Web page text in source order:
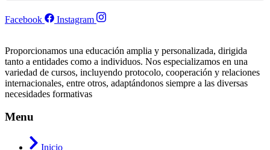
Facebook Instagram
Proporcionamos una educación amplia y personalizada, dirigida
tanto a entidades como a individuos. Nos especializamos en una
variedad de cursos, incluyendo protocolo, cooperación y relaciones
internacionales, entre otros, adaptándonos siempre a las diversas
necesidades formativas
Menu
Inicio